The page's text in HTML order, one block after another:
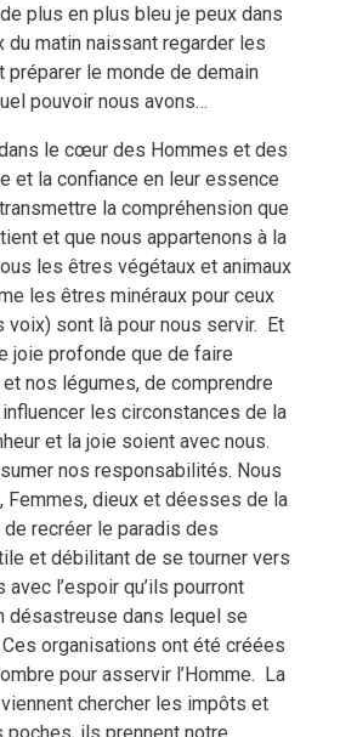
plus en plus bleu je peux dans
du matin naissant regarder les
le monde de demain
pouvoir nous avons…
le cœur des Hommes et des
et la confiance en leur essence
la compréhension que
et que nous appartenons à la
les êtres végétaux et animaux
les êtres minéraux pour ceux
voix) sont là pour nous servir. Et
joie profonde que de faire
nos légumes, de comprendre
les circonstances de la
et la joie soient avec nous.
nos responsabilités. Nous
Femmes, dieux et déesses de la
de recréer le paradis des
et débilitant de se tourner vers
l’espoir qu’ils pourront
désastreuse dans lequel se
Ces organisations ont été créées
pour asservir l’Homme. La
viennent chercher les impôts et